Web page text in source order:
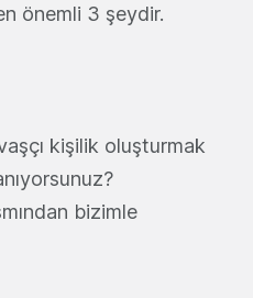
önemli 3 şeydir.
kişilik oluşturmak
bizimle